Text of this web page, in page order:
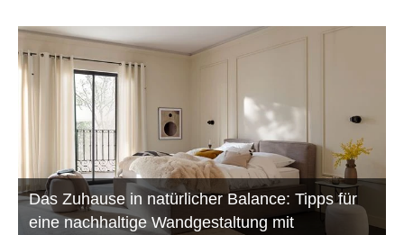
Das Zuhause in natürlicher Balance: Tipps für
eine nachhaltige Wandgestaltung mit